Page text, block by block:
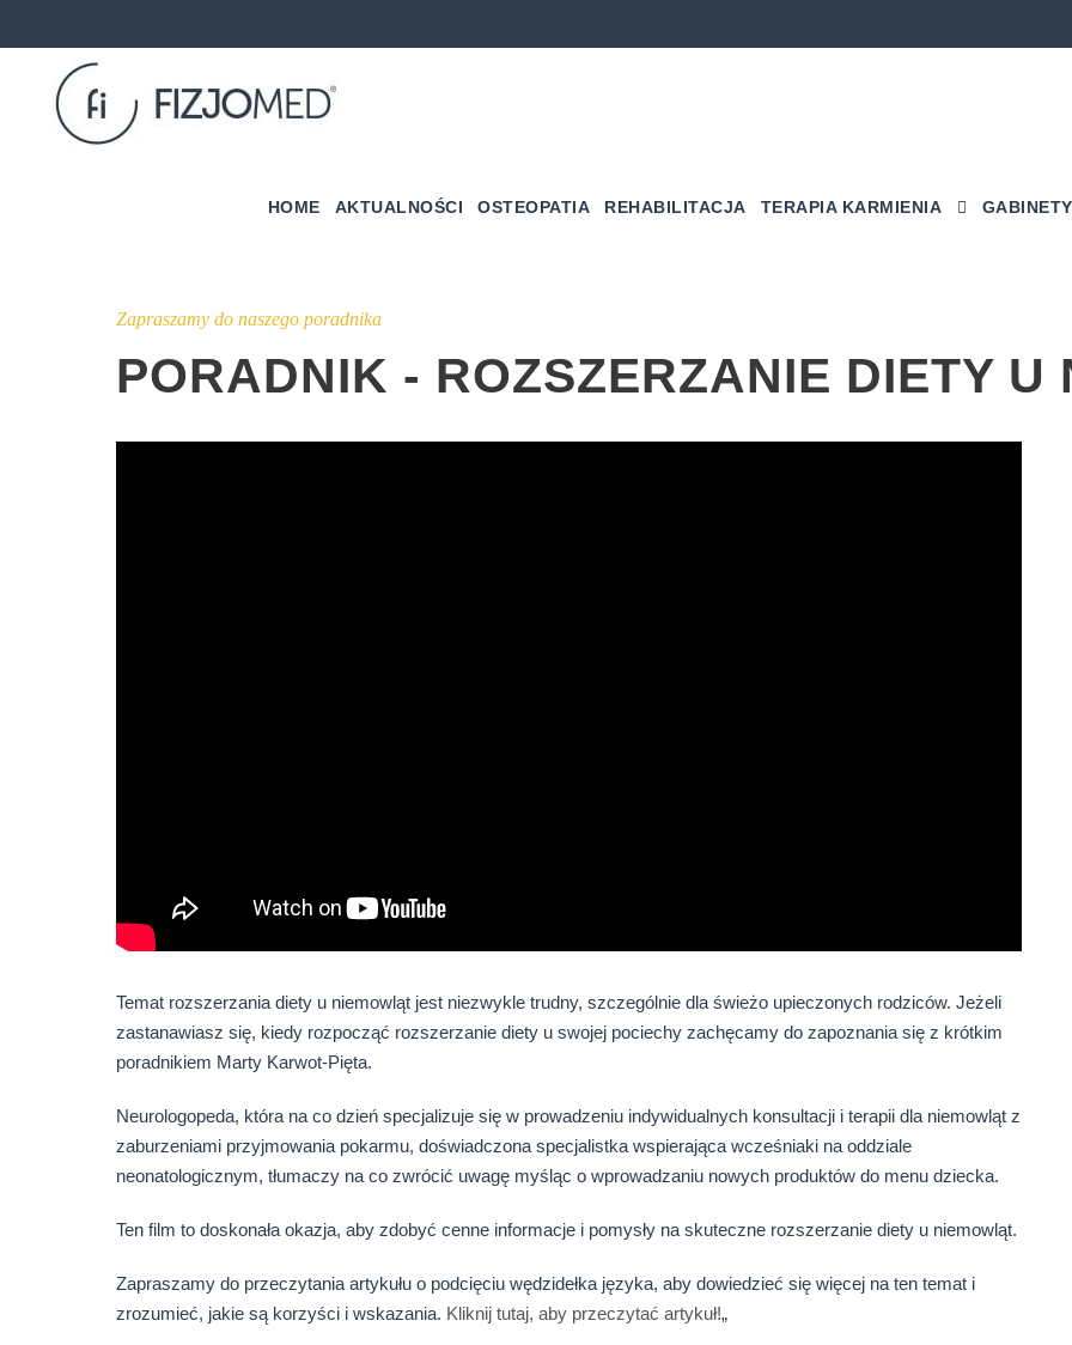
HOME AKTUALNOŚCI OSTEOPATIA REHABILITACJA TERAPIA KARMIENIA
Zapraszamy do naszego poradnika
PORADNIK - ROZSZERZANIE DIETY U
Temat rozszerzania diety u niemowląt jest niezwykle trudny, szczególnie dla świeżo upieczonych rodziców. Jeżeli
zastanawiasz się, kiedy rozpocząć rozszerzanie diety u swojej pociechy zachęcamy do zapoznania się z krótkim
poradnikiem Marty Karwot-Pięta.
Neurologopeda, która na co dzień specjalizuje się w prowadzeniu indywidualnych konsultacji i terapii dla niemowląt z
zaburzeniami przyjmowania pokarmu, doświadczona specjalistka wspierająca wcześniaki na oddziale
neonatologicznym, tłumaczy na co zwrócić uwagę myśląc o wprowadzaniu nowych produktów do menu dziecka.
Ten film to doskonała okazja, aby zdobyć cenne informacje i pomysły na skuteczne rozszerzanie diety u niemowląt.
Zapraszamy do przeczytania artykułu o podcięciu wędzidełka języka, aby dowiedzieć się więcej na ten temat i
zrozumieć, jakie są korzyści i wskazania. Kliknij tutaj, aby przeczytać artykuł!„